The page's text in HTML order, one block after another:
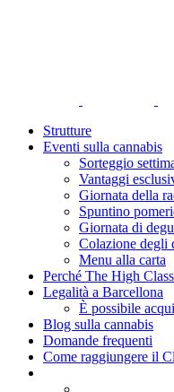
Strutture
Eventi sulla cannabis
Sorteggio
Vantaggi
Giornata della
Spuntino
Giornata di
Colazione degli
Menu alla carta
Perché The High
Legalità a Barcellona
È possibile
Blog sulla cannabis
Domande frequenti
Come raggiungere il